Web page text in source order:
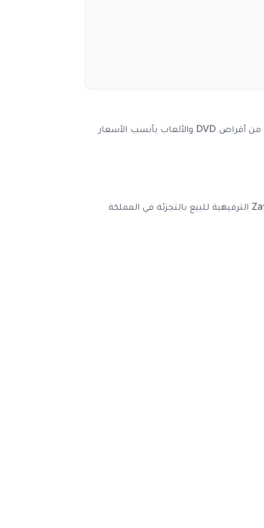
وفر المال عند التسوق أونلاين واستمتع بأعلى قيمة خصم عند استخدام كود خصم ZAVVI يمنحك العديد من المنتجات الترفيهية المميزة من أقراص DVD والألعاب بأنسب الأسعار
يعتبر زافي ZAVVI هو متجر بيع بالتجزئة للألعاب الترفيه والتجارة الإلكترونية تم تشكيل في سبتمبر 2007 وهو امتداد لسلسلة متاجر Zavvi الترفيهية للبيع بالتجزئة في المملكة